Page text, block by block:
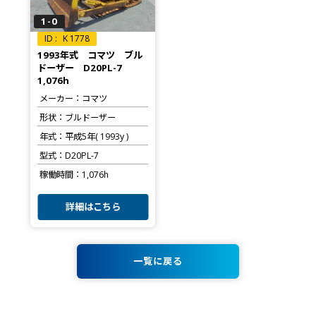
1-0
K 1778
1993年式 コマツ ブル
ドーザー D20PL-7
1,076h
メーカー
コマツ
形状
ブルドーザー
年式
平成5年( 1993y )
型式
D20PL-7
稼働時間
1,076h
詳細はこちら
一覧に戻る